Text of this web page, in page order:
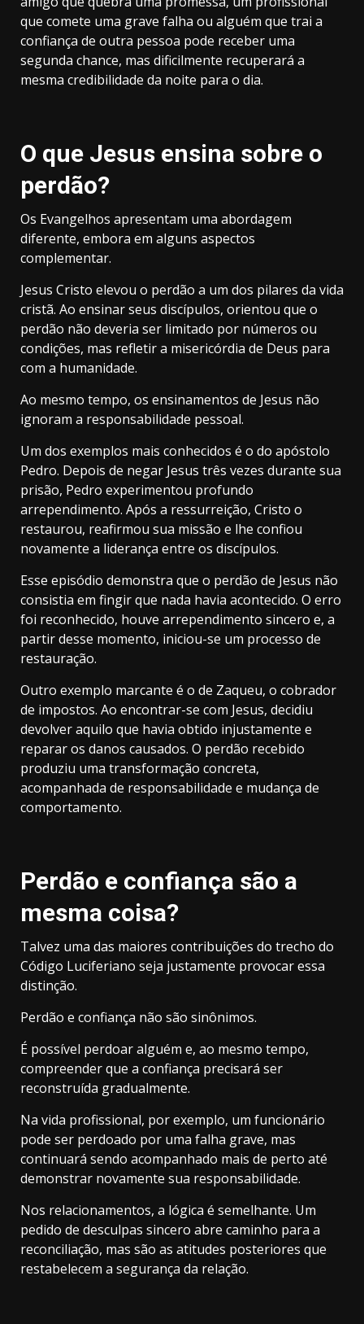
que comete uma grave falha ou alguém que trai a
confiança de outra pessoa pode receber uma
segunda chance, mas dificilmente recuperará a
mesma credibilidade da noite para o dia.
O que Jesus ensina sobre o
perdão?
Os Evangelhos apresentam uma abordagem
diferente, embora em alguns aspectos
complementar.
Jesus Cristo elevou o perdão a um dos pilares da vida
cristã. Ao ensinar seus discípulos, orientou que o
perdão não deveria ser limitado por números ou
condições, mas refletir a misericórdia de Deus para
com a humanidade.
Ao mesmo tempo, os ensinamentos de Jesus não
ignoram a responsabilidade pessoal.
Um dos exemplos mais conhecidos é o do apóstolo
Pedro. Depois de negar Jesus três vezes durante sua
prisão, Pedro experimentou profundo
arrependimento. Após a ressurreição, Cristo o
restaurou, reafirmou sua missão e lhe confiou
novamente a liderança entre os discípulos.
Esse episódio demonstra que o perdão de Jesus não
consistia em fingir que nada havia acontecido. O erro
foi reconhecido, houve arrependimento sincero e, a
partir desse momento, iniciou-se um processo de
restauração.
Outro exemplo marcante é o de Zaqueu, o cobrador
de impostos. Ao encontrar-se com Jesus, decidiu
devolver aquilo que havia obtido injustamente e
reparar os danos causados. O perdão recebido
produziu uma transformação concreta,
acompanhada de responsabilidade e mudança de
comportamento.
Perdão e confiança são a
mesma coisa?
Talvez uma das maiores contribuições do trecho do
Código Luciferiano seja justamente provocar essa
distinção.
Perdão e confiança não são sinônimos.
É possível perdoar alguém e, ao mesmo tempo,
compreender que a confiança precisará ser
reconstruída gradualmente.
Na vida profissional, por exemplo, um funcionário
pode ser perdoado por uma falha grave, mas
continuará sendo acompanhado mais de perto até
demonstrar novamente sua responsabilidade.
Nos relacionamentos, a lógica é semelhante. Um
pedido de desculpas sincero abre caminho para a
reconciliação, mas são as atitudes posteriores que
restabelecem a segurança da relação.